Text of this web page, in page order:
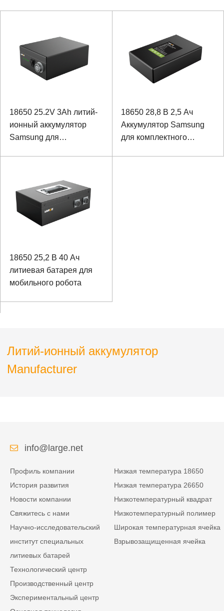
18650 25.2V 3Ah литий-
ионный аккумулятор
Samsung для
18650 28,8 В 2,5 Ач
Аккумулятор Samsung
для комплектного
18650 25,2 В 40 Ач
литиевая батарея для
мобильного робота
Литий-ионный аккумулятор
Manufacturer
info@large.net
Профиль компании
История развития
Новости компании
Свяжитесь с нами
Научно-исследовательский
институт специальных
литиевых батарей
Технологический центр
Производственный центр
Экспериментальный центр
Низкая температура 18650
Низкая температура 26650
Низкотемпературный квадрат
Низкотемпературный полимер
Широкая температурная ячейка
Взрывозащищенная ячейка